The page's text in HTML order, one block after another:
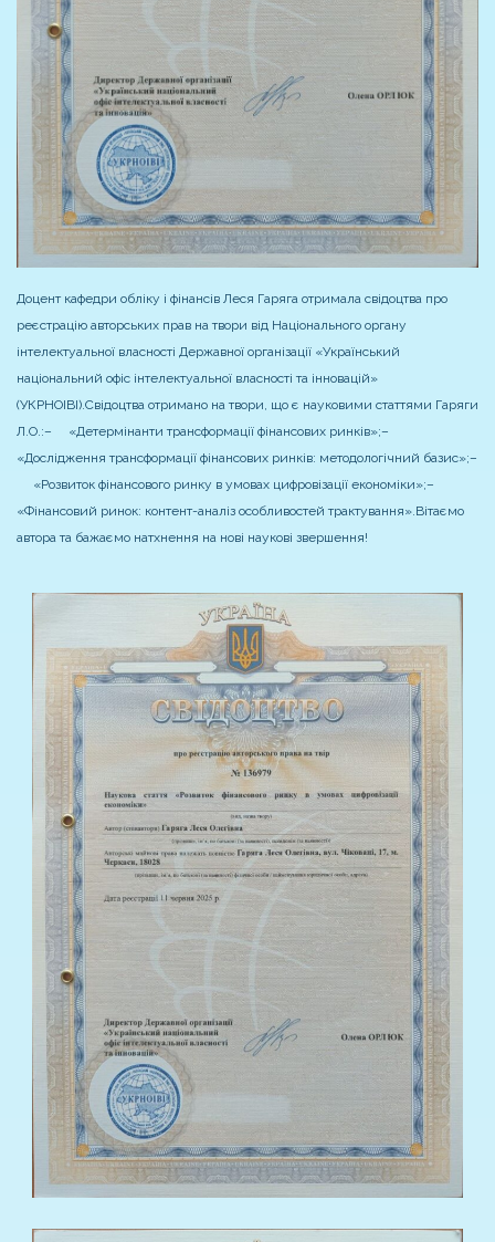
Доцент кафедри обліку і фінансів Леся Гаряга отримала свідоцтва про
реєстрацію авторських прав на твори від Національного органу
інтелектуальної власності Державної організації «Український
національний офіс інтелектуальної власності та інновацій»
(УКРНОІВІ).Свідоцтва отримано на твори, що є науковими статтями Гаряги
Л.О.:– «Детермінанти трансформації фінансових ринків»;–
«Дослідження трансформації фінансових ринків: методологічний базис»;–
«Розвиток фінансового ринку в умовах цифровізації економіки»;–
«Фінансовий ринок: контент-аналіз особливостей трактування».Вітаємо
автора та бажаємо натхнення на нові наукові звершення!